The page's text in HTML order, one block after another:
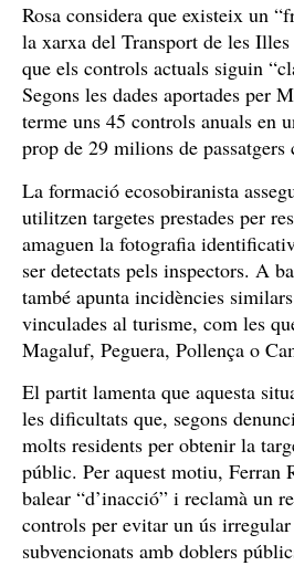
Rosa considera que existeix un
la xarxa del Transport de les
que els controls actuals siguin
Segons les dades aportades per
terme uns 45 controls anuals en
prop de 29 milions de passatgers
La formació ecosobiranista
utilitzen targetes prestades per
amaguen la fotografia
ser detectats pels inspectors. A
també apunta incidències
vinculades al turisme, com les
Magaluf, Peguera, Pollença o
El partit lamenta que aquesta
les dificultats que, segons
molts residents per obtenir la
públic. Per aquest motiu, Ferran
balear “d’inacció” i reclamà un
controls per evitar un ús irregular
subvencionats amb doblers